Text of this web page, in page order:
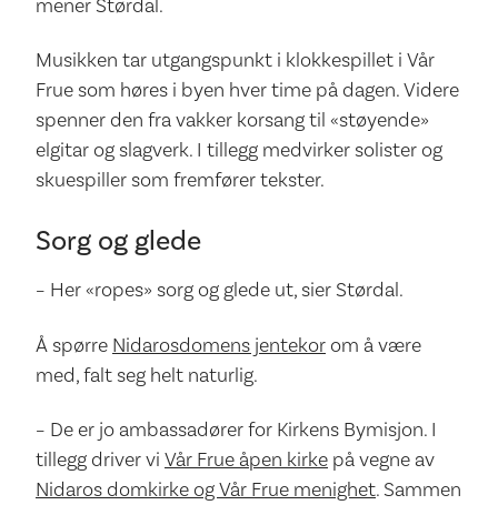
mener Størdal.
Musikken tar utgangspunkt i klokkespillet i Vår
Frue som høres i byen hver time på dagen. Videre
spenner den fra vakker korsang til «støyende»
elgitar og slagverk. I tillegg medvirker solister og
skuespiller som fremfører tekster.
Sorg og glede
– Her «ropes» sorg og glede ut, sier Størdal.
Å spørre Nidarosdomens jentekor om å være
med, falt seg helt naturlig.
– De er jo ambassadører for Kirkens Bymisjon. I
tillegg driver vi Vår Frue åpen kirke på vegne av
Nidaros domkirke og Vår Frue menighet. Sammen